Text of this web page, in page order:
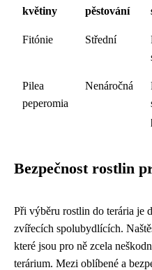
květiny
pěstování
Fitónie Střední
Pilea
peperomia
Nenáročná
Bezpečnost rostlin
Při výběru rostlin do terária je
zvířecích spolubydlících.
které jsou pro ně zcela
terárium. Mezi oblíbené a